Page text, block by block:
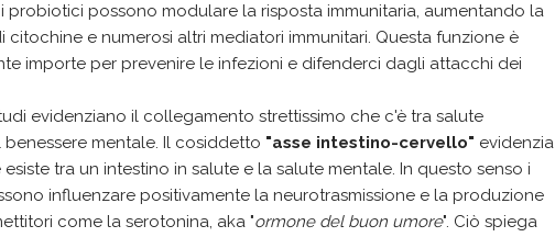
probiotici possono modulare la risposta immunitaria, aumentando la
citochine e numerosi altri mediatori immunitari. Questa funzione è
importe per prevenire le infezioni e difenderci dagli attacchi dei
evidenziano il collegamento strettissimo che c'è tra salute
benessere mentale. Il cosiddetto "asse intestino-cervello" evidenzia
tra un intestino in salute e la salute mentale. In questo senso i
influenzare positivamente la neurotrasmissione e la produzione
come la serotonina, aka "ormone del buon umore". Ciò spiega